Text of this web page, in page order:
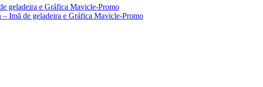
geladeira e Gráfica Mavicle-Promo
– Imã de geladeira e Gráfica Mavicle-Promo